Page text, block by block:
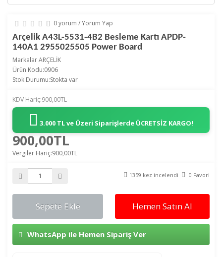
0 yorum /Yorum Yap
Arçelik A43L-5531-4B2 Besleme Kartı APDP-
140A1 2955025505 Power Board
MarkalarARÇELİK
Ürün Kodu:0906
Stok Durumu:Stokta var
KDV Hariç:900,00TL
3.000 TL ve Üzeri Siparişlerde ÜCRETSİZ KARGO!
900,00TL
Vergiler Hariç:900,00TL
1359 kez incelendi 0 Favori
Sepete Ekle Hemen Satın Al
WhatsApp ile Hemen Sipariş Ver